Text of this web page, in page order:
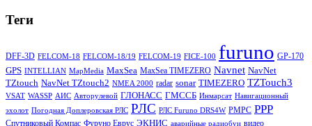
Теги
DFF-3D FELCOM-18 FELCOM-18/19 FELCOM-19 FICE-100 furuno GP-170
GPS INTELLIAN MapMedia MaxSea MaxSea TIMEZERO Navnet NavNet
TZtouch NavNet TZtouch2 NMEA 2000 radar sonar TIMEZERO TZTouch3
VSAT WASSP АИС Авторулевой ГЛОНАСС ГМССБ Инмарсат Навигационный
эхолот Погодная Доплеровская РЛС РЛС РЛС Furuno DRS4W РМРС РРР
Спутниковый Компас Фуруно Еврус ЭКНИС аварийные радиобуи видео